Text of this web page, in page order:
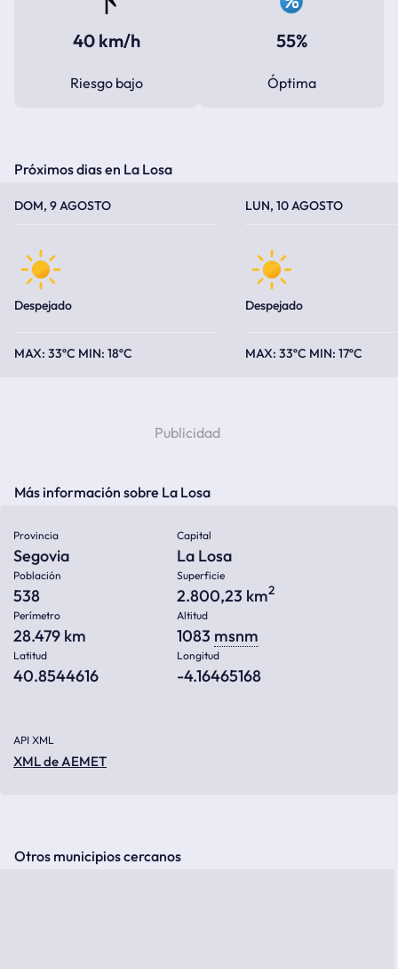
40 km/h
Riesgo bajo
55%
Óptima
Próximos dias en La Losa
DOM, 9 AGOSTO
Despejado
33ºC 18ºC
LUN, 10 AGOSTO
Despejado
33ºC 17ºC
Más información sobre La Losa
Provincia
Segovia
Capital
La Losa
Población
538
Superficie
2.800,23 km2
Perímetro
28.479 km
Altitud
1083 msnm
Latitud
40.8544616
Longitud
-4.16465168
API XML
XML de AEMET
Otros municipios cercanos